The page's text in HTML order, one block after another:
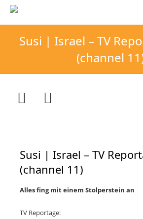
Susi | Israel – TV
(channel
Susi | Israel – TV
(channel 11)
Alles fing mit einem Stolperstein an
TV Reportage: